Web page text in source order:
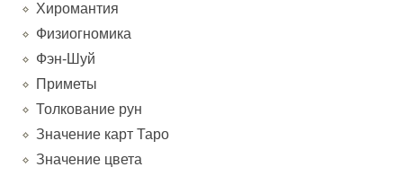
Хиромантия
Физиогномика
Фэн-Шуй
Приметы
Толкование рун
Значение карт Таро
Значение цвета